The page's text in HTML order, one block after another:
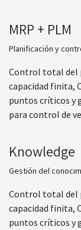
MRP + PLM
Planificación y
Control total del
capacidad finita,
puntos críticos y
para control de
Knowledge
Gestión del
Control total del
capacidad finita,
puntos críticos y